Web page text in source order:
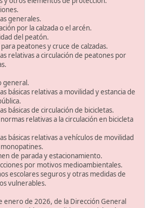
generales.
por la calzada o el arcén.
del peatón.
peatones y cruce de calzadas.
relativas a circulación de peatones por
general.
básicas relativas a movilidad y estancia de
básicas de circulación de bicicletas.
relativas a la circulación en bicicleta
básicas relativas a vehículos de movilidad
de parada y estacionamiento.
por motivos medioambientales.
escolares seguros y otras medidas de
vulnerables.
enero de 2026, de la Dirección General